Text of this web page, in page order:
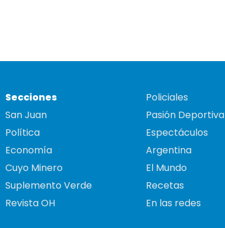
Secciones
San Juan
Política
Economía
Cuyo Minero
Suplemento Verde
Revista OH
Policiales
Pasión Deportiva
Espectáculos
Argentina
El Mundo
Recetas
En las redes